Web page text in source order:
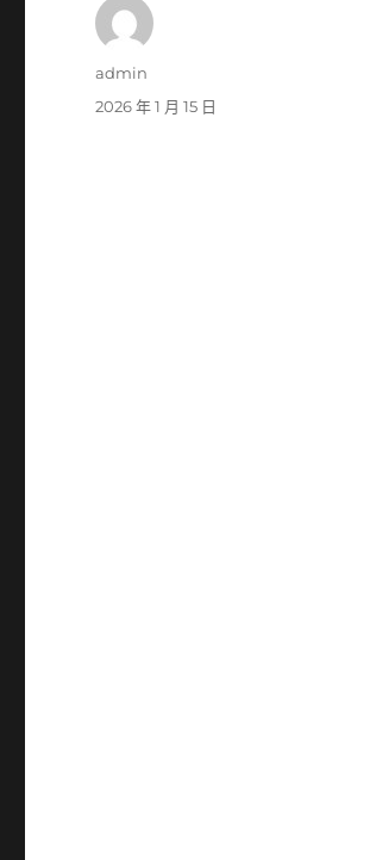
作
admin
發
2026 年 1 月 15 日